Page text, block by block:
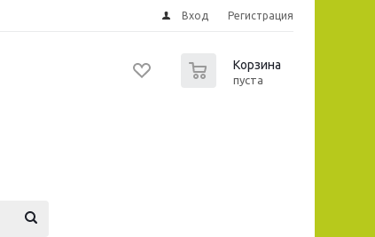
Вход Регистрация
Корзина
пуста